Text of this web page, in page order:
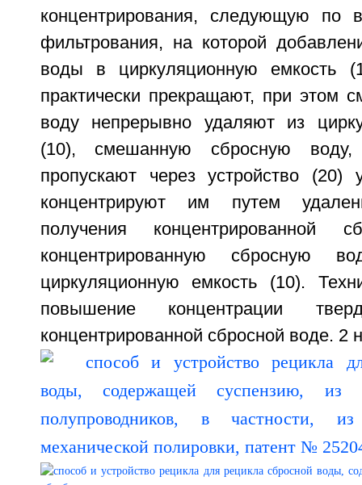
концентрирования, следующую по
фильтрования, на которой
воды в циркуляционную емкость
практически прекращают, при этом
воду непрерывно удаляют из
(10), смешанную сбросную воду,
пропускают через устройство (20)
концентрируют им путем
получения концентрированной
концентрированную сбросную
циркуляционную емкость (10).
повышение концентрации
концентрированной сбросной воде. 2